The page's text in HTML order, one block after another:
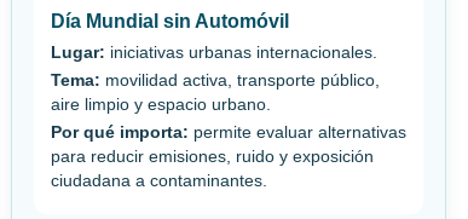
Día Mundial sin Automóvil
Lugar: iniciativas urbanas internacionales.
Tema: movilidad activa, transporte público,
aire limpio y espacio urbano.
Por qué importa: permite evaluar alternativas
para reducir emisiones, ruido y exposición
ciudadana a contaminantes.